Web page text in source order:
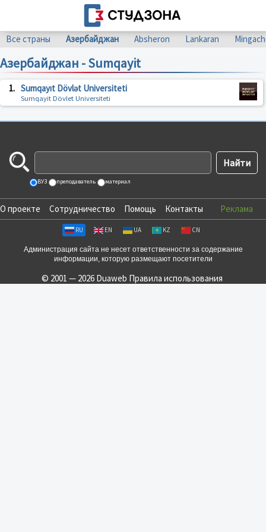
Все страны Азербайджан Absheron Lankaran
Азербайджан - Sumqayit
1. Sumqayıt Dövlət Universiteti
Sumqayit Dövlet Universiteti
ВУЗ преподаватель материал
О проекте Сотрудничество Помощь Контакты Реклама
RU EN UA KZ CN
Администрация сайта не несет ответственности за содержание
информации, которую размещают посетители
© 2001 — 2026 Duaweb Правила использования